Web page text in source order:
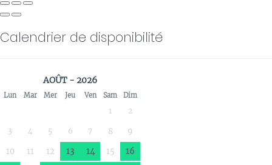
Calendrier de disponibilité
AOÛT - 2026
Lun Mar Mer Jeu Ven Sam Dim
1 2
3 4 5 6 7 8
9
10
11 12 13 14 15
16